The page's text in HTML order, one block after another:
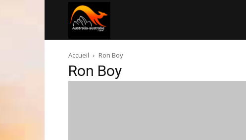
australie.com
Accueil Ron Boy
Ron Boy